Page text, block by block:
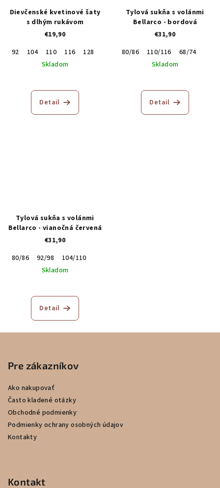
Dievčenské kvetinové šaty
s dlhým rukávom
€19,90
92
104 110 116
128
Skladom
Detail
Tylová sukňa s volánmi
Bellarco - bordová
€31,90
80/86
110/116
68/74
Skladom
hodnotenie
produktu
Detail
Tylová sukňa s volánmi
Bellarco - vianočná červená
€31,90
80/86
92/98
104/110
Skladom
Detail
Pre zákazníkov
Ako nakupovať
Často kladené otázky
Obchodné podmienky
Podmienky ochrany osobných údajov
Kontakty
Kontakt